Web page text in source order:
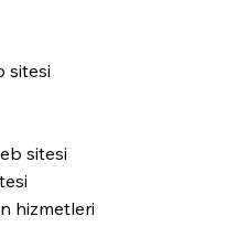
sitesi
sitesi
hizmetleri